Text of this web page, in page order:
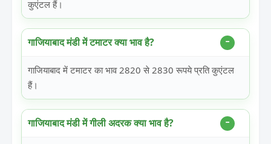
कुएंटल हैं।
गाजियाबाद मंडी में टमाटर क्या भाव है?
गाजियाबाद में टमाटर का भाव 2820 से 2830 रूपये प्रति कुएंटल
हैं।
गाजियाबाद मंडी में गीली अदरक क्या भाव है?